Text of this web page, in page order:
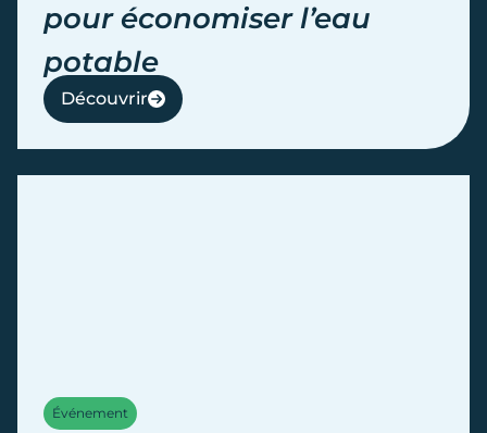
pour économiser l’eau
potable
Découvrir
Événement